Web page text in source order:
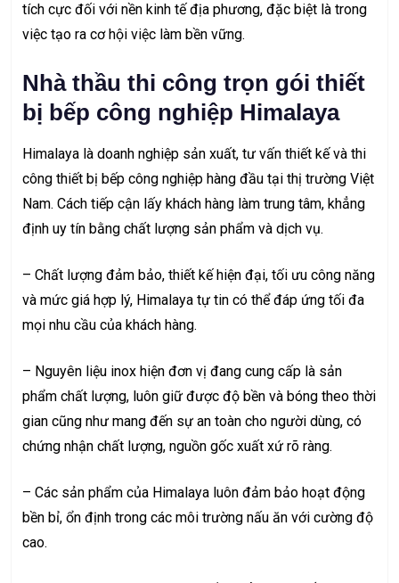
tích cực đối với nền kinh tế địa phương, đặc biệt là trong
việc tạo ra cơ hội việc làm bền vững.
Nhà thầu thi công trọn gói thiết
bị bếp công nghiệp Himalaya
Himalaya là doanh nghiệp sản xuất, tư vấn thiết kế và thi
công thiết bị bếp công nghiệp hàng đầu tại thị trường Việt
Nam. Cách tiếp cận lấy khách hàng làm trung tâm, khẳng
định uy tín bằng chất lượng sản phẩm và dịch vụ.
– Chất lượng đảm bảo, thiết kế hiện đại, tối ưu công năng
và mức giá hợp lý, Himalaya tự tin có thể đáp ứng tối đa
mọi nhu cầu của khách hàng.
– Nguyên liệu inox hiện đơn vị đang cung cấp là sản
phẩm chất lượng, luôn giữ được độ bền và bóng theo thời
gian cũng như mang đến sự an toàn cho người dùng, có
chứng nhận chất lượng, nguồn gốc xuất xứ rõ ràng.
– Các sản phẩm của Himalaya luôn đảm bảo hoạt động
bền bỉ, ổn định trong các môi trường nấu ăn với cường độ
cao.